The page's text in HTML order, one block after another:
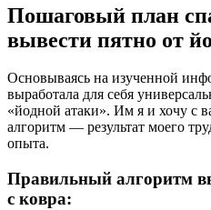
Пошаговый план
вывести пятно от
Основываясь на изученной
выработала для себя
«йодной атаки». Им я и хочу с
алгоритм — результат моего
опыта.
Правильный алгоритм
с ковра: